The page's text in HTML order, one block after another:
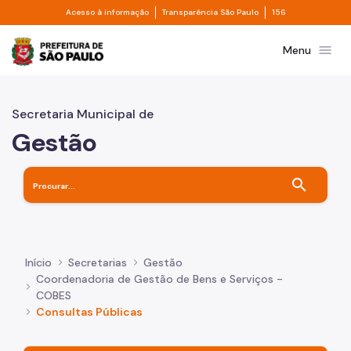
Pular para o Conteúdo principal
Acesso à informação Divisor de acesso à informação
Transparência São Paulo Divisor de
156
Prefeitura de São PauloMenu menu
Secretaria Municipal de
Gestão
search
Início Secretarias
Gestão
Coordenadoria de Gestão de Bens e Serviços -
COBES
Consultas Públicas